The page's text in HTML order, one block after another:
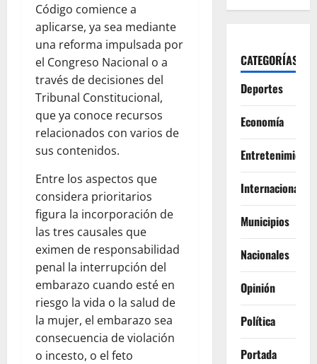
Código comience a
aplicarse, ya sea mediante
una reforma impulsada por
el Congreso Nacional o a
través de decisiones del
Tribunal Constitucional,
que ya conoce recursos
relacionados con varios de
sus contenidos.
Entre los aspectos que
considera prioritarios
figura la incorporación de
las tres causales que
eximen de responsabilidad
penal la interrupción del
embarazo cuando esté en
riesgo la vida o la salud de
la mujer, el embarazo sea
consecuencia de violación
o incesto, o el feto
CATEGORÍAS
Deportes
Economía
Entretenimiento
Internacionales
Municipios
Nacionales
Opinión
Política
Portada